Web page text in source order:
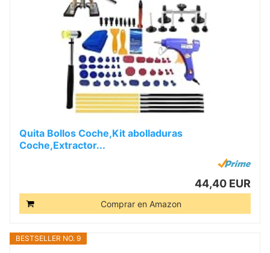
Quita Bollos Coche,Kit abolladuras
Coche,Extractor...
44,40 EUR
Comprar en Amazon
BESTSELLER NO. 9